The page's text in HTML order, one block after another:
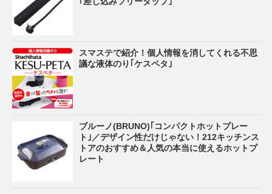
スマステで紹介！個人情報を消してくれる不思
議な液体のり｢ケスペタ｣
ブルーノ(BRUNO)｢コンパクトホットプレー
ト｣／デザイン性だけじゃない！212キッチンス
トアのおすすめ＆人気の本当に使えるホットプ
レート